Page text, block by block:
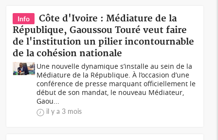
Info
Côte d'Ivoire : Médiature de la
République, Gaoussou Touré veut faire
de l'institution un pilier incontournable
de la cohésion nationale
Une nouvelle dynamique s’installe au sein de la
Médiature de la République. À l’occasion d’une
conférence de presse marquant officiellement le
début de son mandat, le nouveau Médiateur,
Gaou...
il y a 3 mois